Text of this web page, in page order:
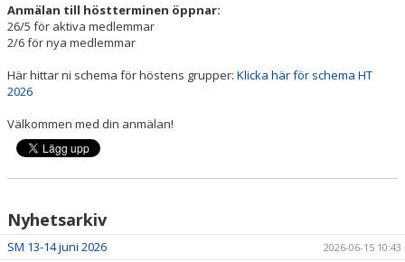
EVENT
RESULTAT
SIMHOPPSMÄRKEN
KONTAKT
Anmälan till höstterminen öppnar:
26/5 för aktiva medlemmar
2/6 för nya medlemmar
Här hittar ni schema för höstens grupper: Klicka här för schema HT
2026
Välkommen med din anmälan!
Nyhetsarkiv
SM 13-14 juni 2026 2026-06-15 10:43